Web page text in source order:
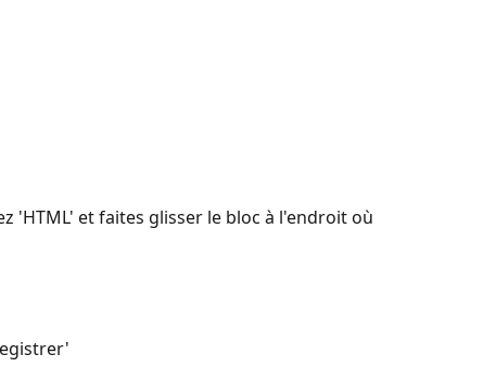
'HTML' et faites glisser le bloc à l'endroit où